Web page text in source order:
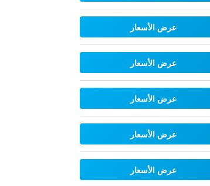
عرض الأسعار
عرض الأسعار
عرض الأسعار
عرض الأسعار
عرض الأسعار